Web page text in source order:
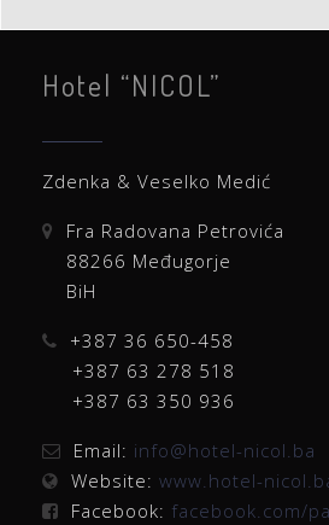
Hotel “NICOL”
Zdenka & Veselko Medić
Fra Radovana Petrovića
88266 Međugorje
BiH
+387 36 650-458
+387 63 278 518
+387 63 350 936
Email: info@hotel-nicol.ba
Website: www.hotel-
Facebook: facebook.com/